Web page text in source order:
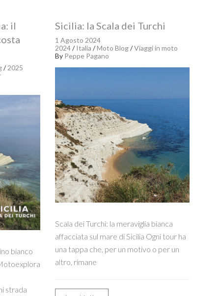
il
/2025
bianco
strada
Sicilia: la Scala dei Turchi
1 Agosto 2024
2024/Italia /Moto Blog/Viaggi in moto
By Peppe Pagano
Scala dei Turchi: la meraviglia bianca
affacciata sul mare di Sicilia Ogni tour ha
una tappa che, per un motivo o per un
altro, rimane